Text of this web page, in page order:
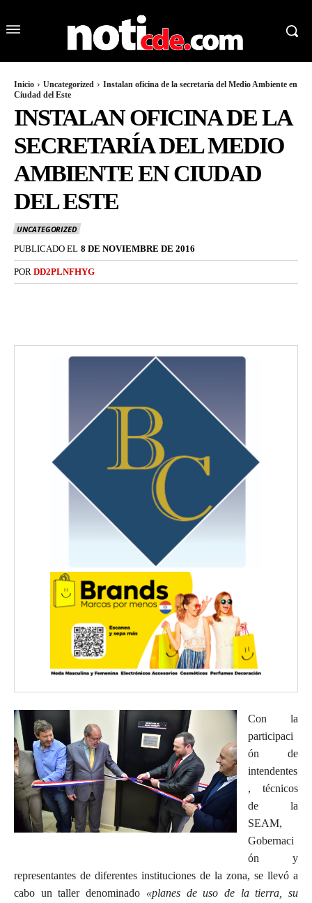
Inicio Uncategorized
Instalan oficina de la secretaría del Medio Ambiente en
Ciudad del Este
INSTALAN OFICINA DE LA
SECRETARÍA DEL MEDIO
AMBIENTE EN CIUDAD
DEL ESTE
UNCATEGORIZED
PUBLICADO EL 8 DE NOVIEMBRE DE 2016
POR DD2PLNFHYG
Con la
participaci
ón de
intendentes
, técnicos
de la
SEAM,
Gobernaci
ón y
representantes de diferentes instituciones de la zona, se llevó a
cabo un taller denominado «planes de uso de la tierra, su